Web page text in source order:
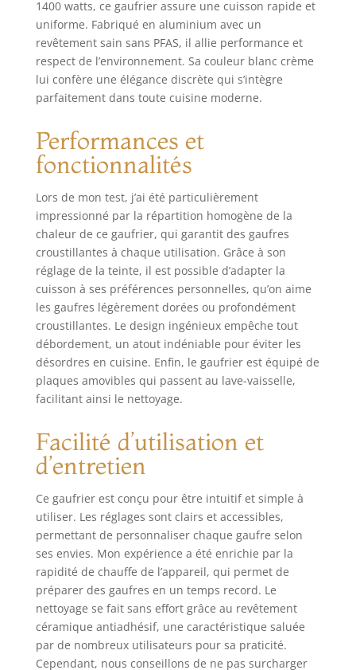
vaisselle : éteignez
les assiettes et
jetez-les au lave-
vaisselle pour éviter
tout désordre dur.
TOXIN-FREE: Notre
revêtement
céramique
signature est
exempt de PFAS,
PFOA, plomb ou
en aluminium
moulé sous
pression : les
plaques amovibles
et ultra-durables
offrent une
conductivité
thermique optimale
et des
performances
CONTRÔLE
DOMMAGES &
réglage pour tout le
brun doré. DEUX
ENSEMBLES DE
PLAQUES DE
PLAQUES DE
PLAQUES DE
GAUFFES : Des
gaufres
américaines
classiques parfaites
1400 watts, ce gaufrier assure une cuisson rapide et
uniforme. Fabriqué en aluminium avec un
revêtement sain sans PFAS, il allie performance et
respect de l’environnement. Sa couleur blanc crème
lui confère une élégance discrète qui s’intègre
parfaitement dans toute cuisine moderne.
Performances et
fonctionnalités
Lors de mon test, j’ai été particulièrement
impressionné par la répartition homogène de la
chaleur de ce gaufrier, qui garantit des gaufres
croustillantes à chaque utilisation. Grâce à son
réglage de la teinte, il est possible d’adapter la
cuisson à ses préférences personnelles, qu’on aime
les gaufres légèrement dorées ou profondément
croustillantes. Le design ingénieux empêche tout
débordement, un atout indéniable pour éviter les
désordres en cuisine. Enfin, le gaufrier est équipé de
plaques amovibles qui passent au lave-vaisselle,
facilitant ainsi le nettoyage.
Facilité d’utilisation et
d’entretien
Ce gaufrier est conçu pour être intuitif et simple à
utiliser. Les réglages sont clairs et accessibles,
permettant de personnaliser chaque gaufre selon
ses envies. Mon expérience a été enrichie par la
rapidité de chauffe de l’appareil, qui permet de
préparer des gaufres en un temps record. Le
nettoyage se fait sans effort grâce au revêtement
céramique antiadhésif, une caractéristique saluée
par de nombreux utilisateurs pour sa praticité.
Cependant, nous conseillons de ne pas surcharger